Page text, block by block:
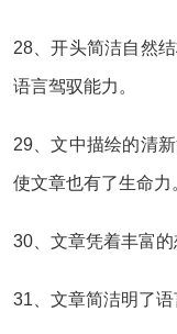
28、开头简洁自然
语言驾驭能力。
29、文中描绘的清
使文章也有了生命力
30、文章凭着丰富的
31、文章简洁明了语